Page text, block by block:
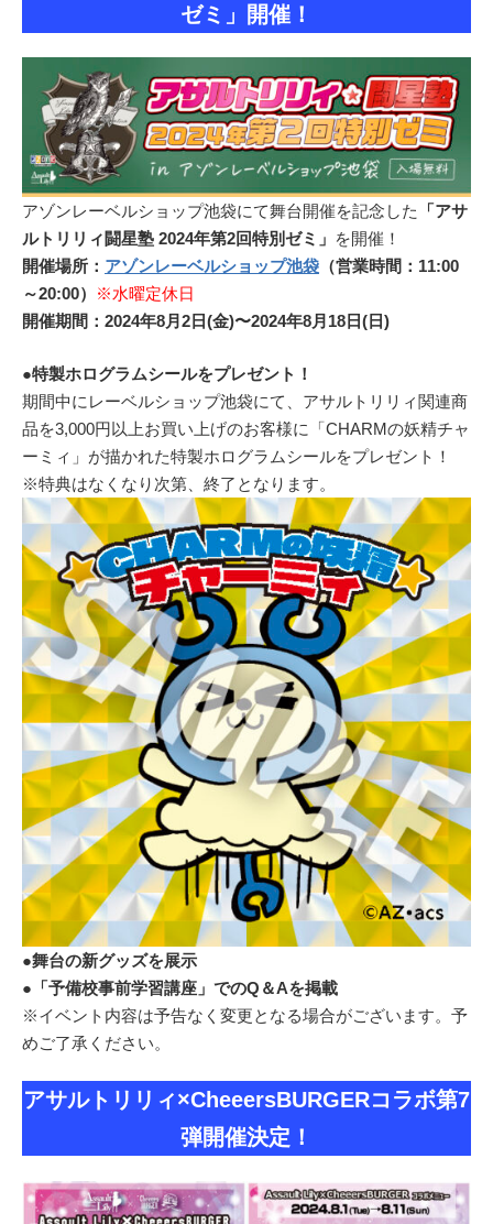
ゼミ」開催！
アゾンレーベルショップ池袋にて舞台開催を記念した
「アサ
ルトリリィ闘星塾 2024年第2回特別ゼミ」 を開催！
開催場所： アゾンレーベルショップ池袋 （営業時間：11:00
～20:00）
※水曜定休日
開催期間：2024年8月2日(金)〜2024年8月18日(日)
●特製ホログラムシールをプレゼント！
期間中にレーベルショップ池袋にて、アサルトリリィ関連商
品を3,000円以上お買い上げのお客様に「CHARMの妖精チャ
ーミィ」が描かれた特製ホログラムシールをプレゼント！
※特典はなくなり次第、終了となります。
●舞台の新グッズを展示
●「予備校事前学習講座」でのQ＆Aを掲載
※イベント内容は予告なく変更となる場合がございます。予
めご了承ください。
アサルトリリィ×CheeersBURGERコラボ第7
弾開催決定！